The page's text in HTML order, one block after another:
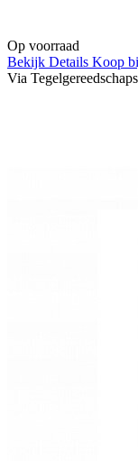
Op voorraad
Bekijk Details Koop
Via